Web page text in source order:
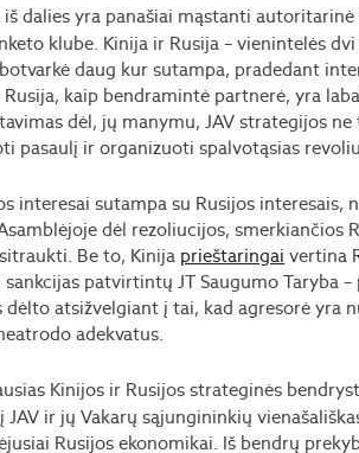
iš dalies yra panašiai mąstanti
klube. Kinija ir Rusija – vienintelės
daug kur sutampa, pradedant
kaip bendramintė partnerė, yra
dėl, jų manymu, JAV strategijos
pasaulį ir organizuoti spalvotąsias
interesai sutampa su Rusijos interesais,
dėl rezoliucijos, smerkiančios
Be to, Kinija prieštaringai vertina
sankcijas patvirtintų JT Saugumo
dėlto atsižvelgiant į tai, kad agresorė yra
adekvatus.
Kinijos ir Rusijos strateginės
ir jų Vakarų sąjungininkių
Rusijos ekonomikai. Iš bendrų